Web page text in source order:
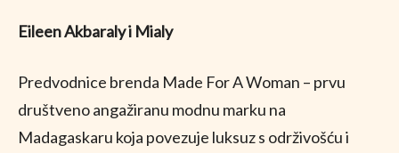
Eileen Akbaraly i Mialy
Predvodnice brenda Made For A Woman – prvu
društveno angažiranu modnu marku na
Madagaskaru koja povezuje luksuz s održivošću i